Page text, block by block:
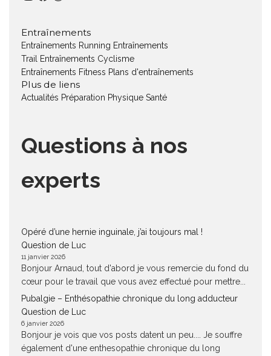
Entraînements
Entraînements Running Entraînements
Trail
Entraînements Cyclisme
Entraînements Fitness Plans d'entraînements
Plus de liens
Actualités Préparation Physique Santé
Questions à nos
experts
Opéré d’une hernie inguinale, j’ai toujours mal !
Question de Luc
11 janvier 2026
Bonjour Arnaud, tout d'abord je vous remercie du fond du
cœur pour le travail que vous avez effectué pour mettre...
Pubalgie – Enthésopathie chronique du long adducteur
Question de Luc
6 janvier 2026
Bonjour je vois que vos posts datent un peu.... Je souffre
également d'une enthesopathie chronique du long